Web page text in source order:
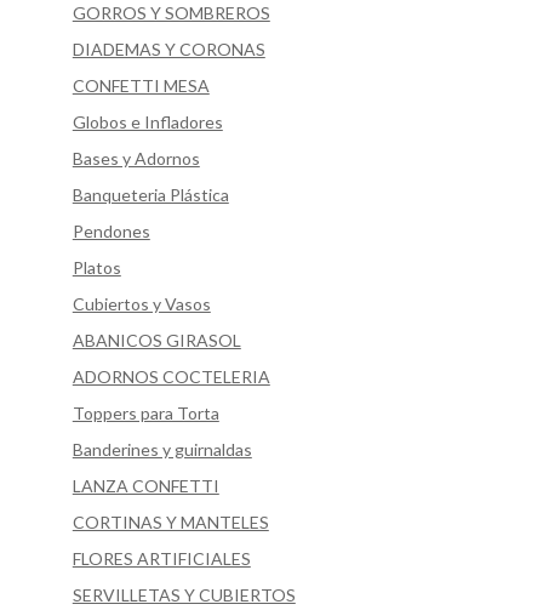
GORROS Y SOMBREROS
DIADEMAS Y CORONAS
CONFETTI MESA
Globos e Infladores
Bases y Adornos
Banqueteria Plástica
Pendones
Platos
Cubiertos y Vasos
ABANICOS GIRASOL
ADORNOS COCTELERIA
Toppers para Torta
Banderines y guirnaldas
LANZA CONFETTI
CORTINAS Y MANTELES
FLORES ARTIFICIALES
SERVILLETAS Y CUBIERTOS